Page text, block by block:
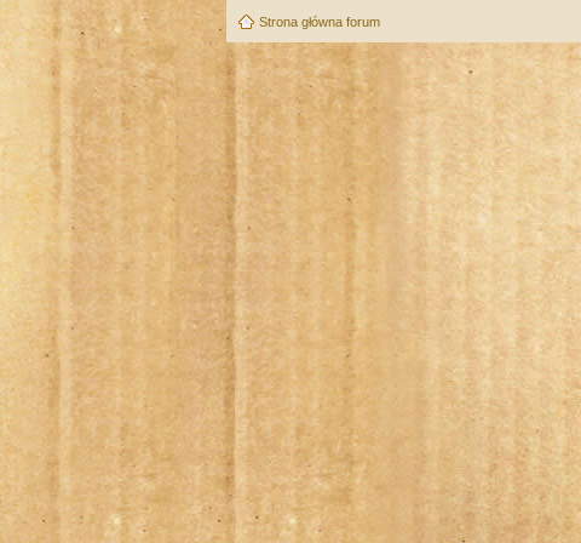
Strona główna forum